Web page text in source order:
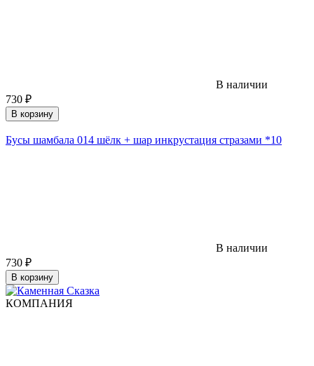
В наличии
730 ₽
В корзину
Бусы шамбала 014 шёлк + шар инкрустация стразами *10
В наличии
730 ₽
В корзину
КОМПАНИЯ